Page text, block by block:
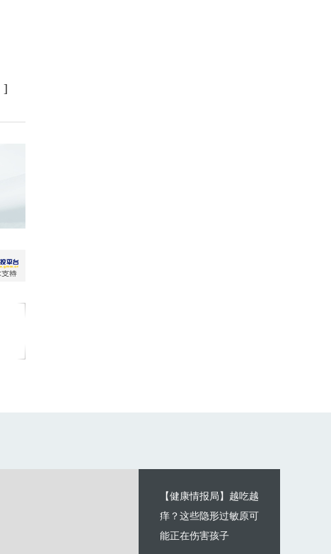
]
【健康情报局】越吃越
痒？这些隐形过敏原可
能正在伤害孩子